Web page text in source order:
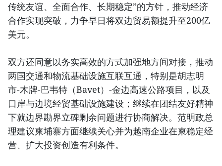
传统友谊、全面合作、长期稳定”的方针，推动经济
合作实现突破，力争早日将双边贸易额提升至200亿
美元。
双方还同意以务实高效的方式加强地方间对接，推动
两国交通和物流基础设施互联互通，特别是胡志明
市-木牌-巴韦特（Bavet）-金边高速公路项目，以及
口岸与边境经贸基础设施建设；继续在团结友好精神
下就边界勘界立碑剩余问题进行协商解决。范明政总
理建议柬埔寨方面继续关心并为越南企业在柬稳定经
营、扩大投资创造有利条件。